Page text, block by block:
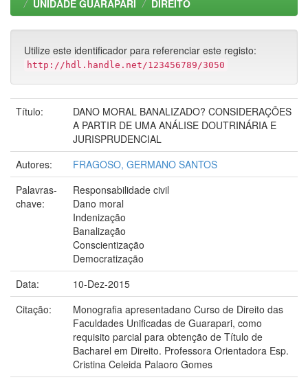
UNIDADE GUARAPARI
DIREITO
Utilize este identificador para referenciar este registo:
http://hdl.handle.net/123456789/3050
Título:
DANO MORAL BANALIZADO? CONSIDERAÇÕES
A PARTIR DE UMA ANÁLISE DOUTRINÁRIA E
JURISPRUDENCIAL
Autores:
FRAGOSO, GERMANO SANTOS
Palavras-
chave:
Responsabilidade civil
Dano moral
Indenização
Banalização
Conscientização
Democratização
Data:
10-Dez-2015
Citação:
Monografia apresentadano Curso de Direito das
Faculdades Unificadas de Guarapari, como
requisito parcial para obtenção de Título de
Bacharel em Direito. Professora Orientadora Esp.
Cristina Celeida Palaoro Gomes